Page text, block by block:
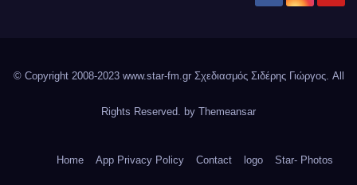
© Copyright 2008-2023 www.star-fm.gr Σχεδιασμός Σιδέρης Γιώργος. All
Rights Reserved. by Themeansar
Home App Privacy Policy Contact logo Star- Photos